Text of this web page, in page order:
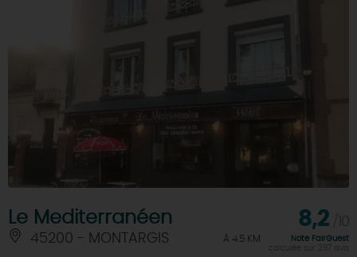
Le Mediterranéen
45200 - MONTARGIS À 4.5 KM
8,2
Note FairGuest
calculée sur 297 avis